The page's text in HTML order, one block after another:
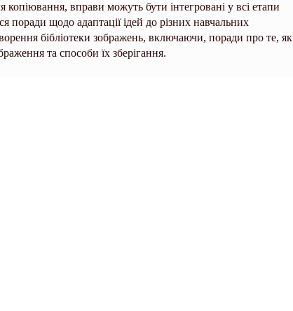
копіювання, вправи можуть бути інтегровані у всі етапи
щодо адаптації ідей до різних навчальних
бібліотеки зображень, включаючи, поради про те, як
та способи їх зберігання.